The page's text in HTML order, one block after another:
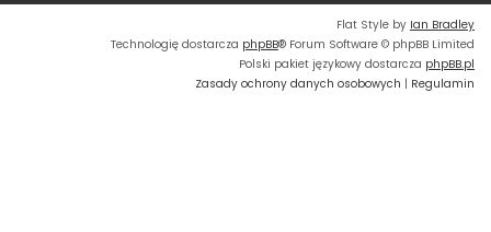
Flat Style by Ian Bradley
Technologię dostarcza phpBB® Forum Software © phpBB Limited
Polski pakiet językowy dostarcza phpBB.pl
Zasady ochrony danych osobowych | Regulamin